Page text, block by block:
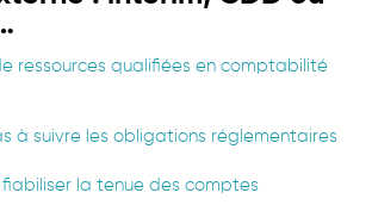
ressources qualifiées en comptabilité
à suivre les obligations réglementaires
fiabiliser la tenue des comptes